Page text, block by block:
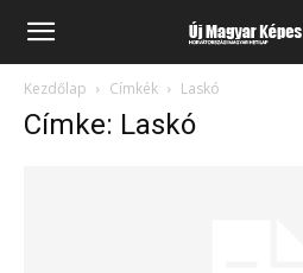
Kezdőlap Címkék Laskó
Címke: Laskó